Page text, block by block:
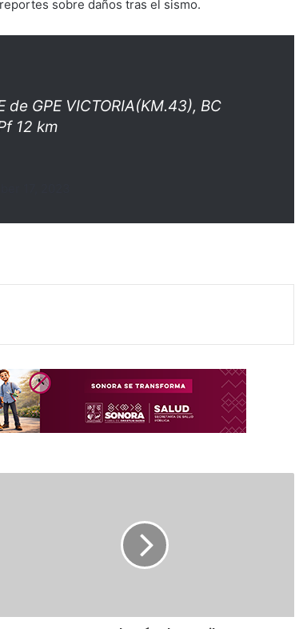
sobre daños tras el sismo.
GPE VICTORIA(KM.43), BC
12 km